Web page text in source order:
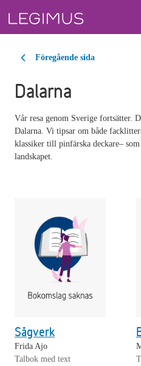
Föregående sida
Dalarna
Vår resa genom Sverige fortsätter.
Dalarna. Vi tipsar om både
klassiker till pinfärska deckare–
landskapet.
Sågverk
Frida Ajo
Talbok med text